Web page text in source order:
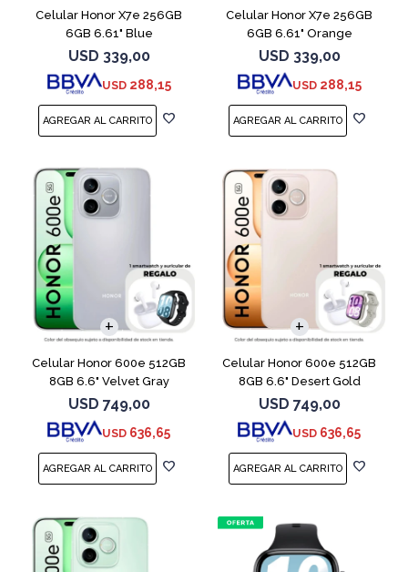
Celular Honor X7e 256GB
6GB 6.61" Blue
USD 339,00
USD 288,15
Celular Honor X7e 256GB
6GB 6.61" Orange
USD 339,00
USD 288,15
Celular Honor 600e 512GB
8GB 6.6" Velvet Gray
USD 749,00
USD 636,65
COMPARAR
Celular Honor 600e 512GB
8GB 6.6" Desert Gold
USD 749,00
USD 636,65
COMPARAR